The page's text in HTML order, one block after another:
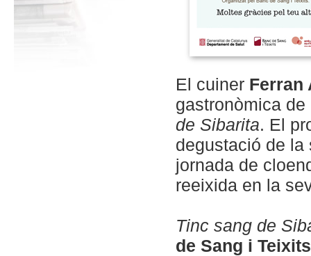
El cuiner Ferran
gastronòmica
de Sibarita. El
degustació de la
jornada de
reeixida en la
Tinc sang de
de Sang i Teixits